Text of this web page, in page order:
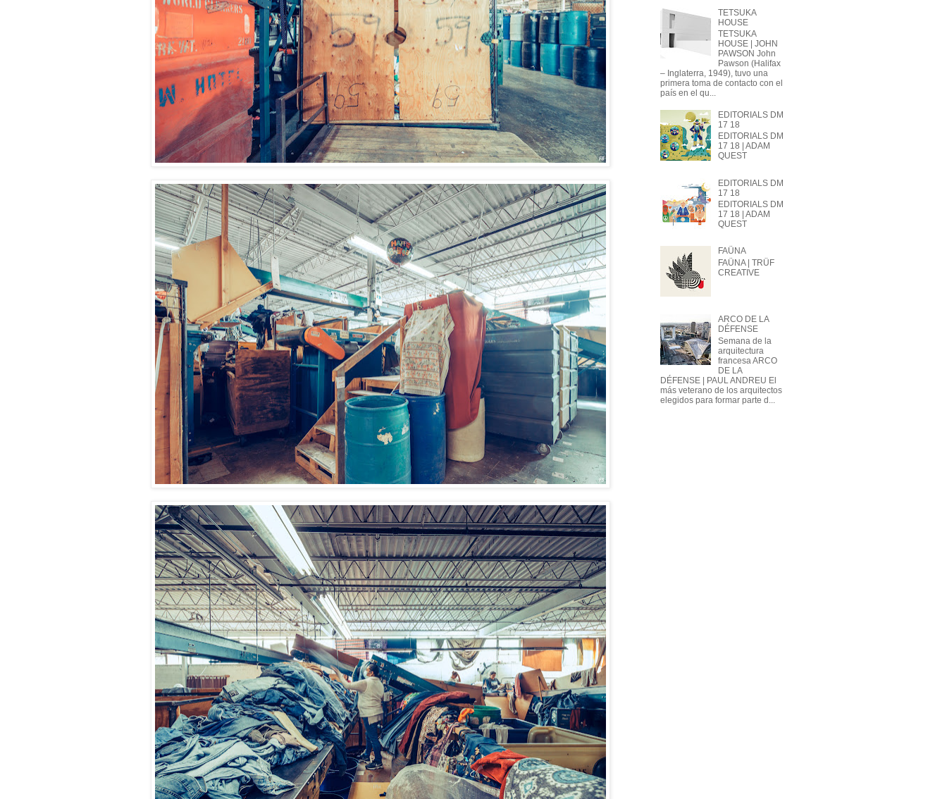
TETSUKA
HOUSE
TETSUKA
HOUSE | JOHN
PAWSON John
Pawson (Halifax
– Inglaterra, 1949), tuvo una
primera toma de contacto con el
país en el qu...
EDITORIALS DM
17 18
EDITORIALS DM
17 18 | ADAM
QUEST
EDITORIALS DM
17 18
EDITORIALS DM
17 18 | ADAM
QUEST
FAÜNA
FAÜNA | TRÜF
CREATIVE
ARCO DE LA
DÉFENSE
Semana de la
arquitectura
francesa ARCO
DE LA
DÉFENSE | PAUL ANDREU El
más veterano de los arquitectos
elegidos para formar parte d...